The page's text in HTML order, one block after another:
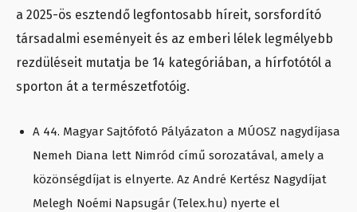
a 2025-ös esztendő legfontosabb híreit, sorsfordító
társadalmi eseményeit és az emberi lélek legmélyebb
rezdüléseit mutatja be 14 kategóriában, a hírfotótól a
sporton át a természetfotóig.
A 44. Magyar Sajtófotó Pályázaton a MÚOSZ nagydíjasa
Nemeh Diana lett Nimród című sorozatával, amely a
közönségdíjat is elnyerte. Az André Kertész Nagydíjat
Melegh Noémi Napsugár (Telex.hu) nyerte el